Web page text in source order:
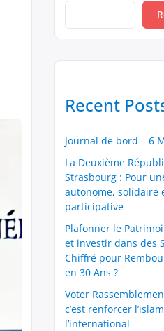
Recent
Journal de bord – 6
La Deuxième
Strasbourg : Pour
autonome, solidaire
participative
Plafonner le
et investir dans des
Chiffré pour
en 30 Ans ?
Voter
c’est renforcer
l’international